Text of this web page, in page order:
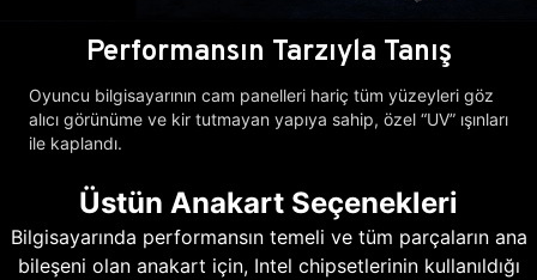
Performansın Tarzıyla Tanış
Oyuncu bilgisayarının cam panelleri hariç tüm yüzeyleri göz
alıcı görünüme ve kir tutmayan yapıya sahip, özel “UV” ışınları
ile kaplandı.
Üstün Anakart Seçenekleri
Bilgisayarında performansın temeli ve tüm parçaların ana
bileşeni olan anakart için, Intel chipsetlerinin kullanıldığı